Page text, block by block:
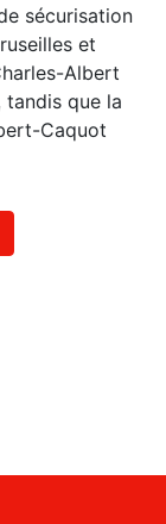
sécurisation
et
Albert
tandis que la
Caquot